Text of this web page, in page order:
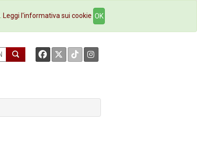
Contatti
Leggi l'informativa sui cookie OK